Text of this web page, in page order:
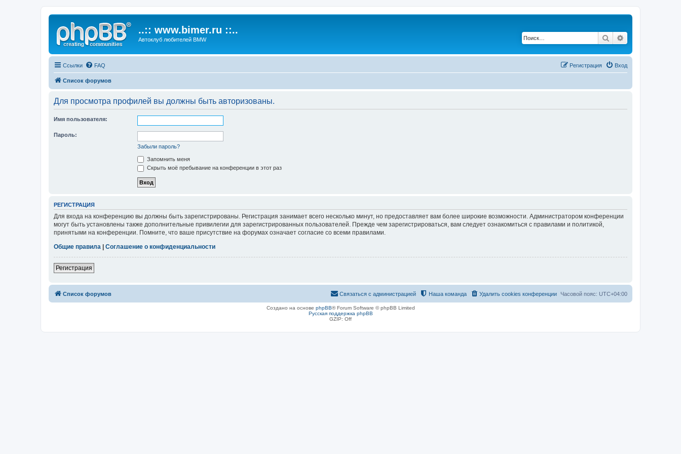
..:: www.bimer.ru ::..
Автоклуб любителей BMW Поиск
Ссылки FAQ Вход
Регистрация
Список форумов
Для просмотра профилей вы должны быть авторизованы.
Имя пользователя:
Пароль:
Забыли пароль?
Запомнить меня
Скрыть моё пребывание на конференции в этот раз
РЕГИСТРАЦИЯ
Для входа на конференцию вы должны быть зарегистрированы. Регистрация занимает всего несколько минут, но предоставляет вам более широкие возможности. Администратором конференции
могут быть установлены также дополнительные привилегии для зарегистрированных пользователей. Прежде чем зарегистрироваться, вам следует ознакомиться с правилами и политикой,
принятыми на конференции. Помните, что ваше присутствие на форумах означает согласие со всеми правилами.
Общие правила
Соглашение о конфиденциальности
Регистрация
Список форумов Часовой пояс: UTC+04:00
Удалить cookies конференции
Наша команда
Связаться с администрацией
Создано на основе phpBB® Forum Software © phpBB Limited
Русская поддержка phpBB
GZIP: Off